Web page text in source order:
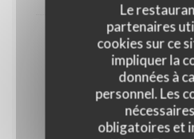
Le
partenaires
cookies sur ce
impliquer la
données à
personnel. Les
obligatoires et
3,60 EUR
50 Cl